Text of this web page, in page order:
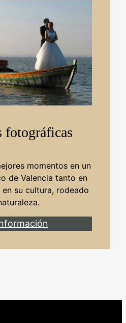
fotográficas
momentos en un
de Valencia tanto en
su cultura, rodeado